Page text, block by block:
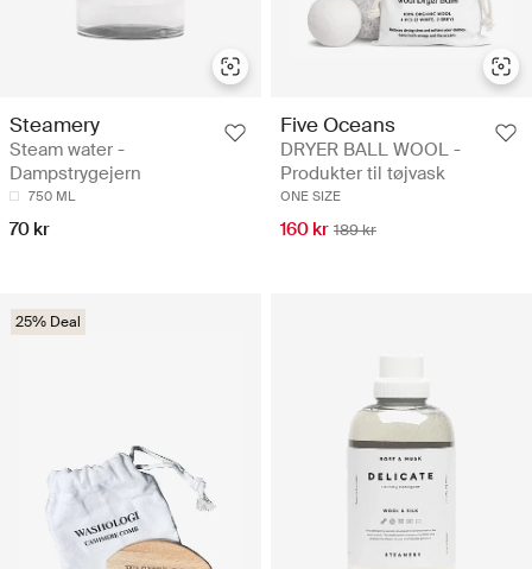
Steamery
Steam water -
Dampstrygejern
750 ML
70 kr
Five Oceans
DRYER BALL WOOL -
Produkter til tøjvask
ONE SIZE
160 kr 189 kr
25% Deal